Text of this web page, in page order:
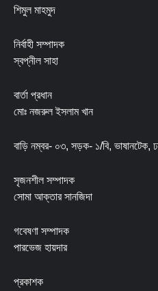
শিমুল মাহমুদ
নির্বাহী সম্পাদক
স্বপ্নীল সাহা
বার্তা প্রধান
মোঃ নজরুল ইসলাম খান
বাড়ি নম্বর- ০৩, সড়ক- ১/বি, ভাষানটেক,
সৃজনশীল সম্পাদক
সোমা আক্তার সানজিদা
গবেষণা সম্পাদক
পারভেজ হায়দার
প্রকাশক